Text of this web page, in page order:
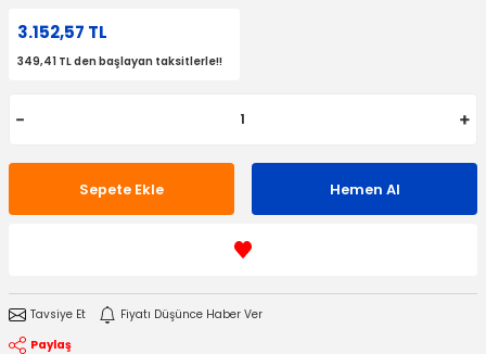
3.152,57 TL
349,41 TL den başlayan taksitlerle!!
Sepete Ekle Hemen Al
Tavsiye Et
Fiyatı Düşünce Haber Ver
Paylaş